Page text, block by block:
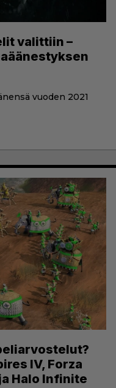
valittiin –
vuoden 2021
IV, Forza
Halo Infinite